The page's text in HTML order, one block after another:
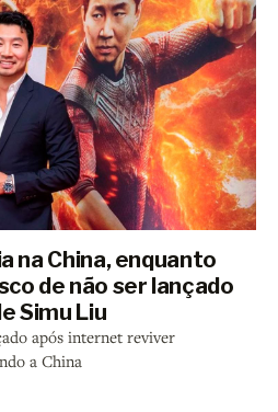
na China, enquanto
de não ser lançado
Simu Liu
após internet reviver
a China